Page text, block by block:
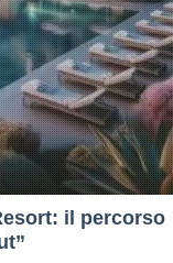
il percorso